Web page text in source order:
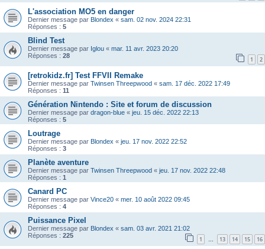
L'association MO5 en danger
Dernier message par Blondex « sam. 02 nov. 2024 22:31
Réponses : 5
Blind Test
Dernier message par Iglou « mar. 11 avr. 2023 20:20
Réponses : 28 1 2
[retrokidz.fr] Test FFVII Remake
Dernier message par Twinsen Threepwood « sam. 17 déc. 2022 17:49
Réponses : 11
Génération Nintendo : Site et forum de discussion
Dernier message par dragon-blue « jeu. 15 déc. 2022 22:13
Réponses : 5
Loutrage
Dernier message par Blondex « jeu. 17 nov. 2022 22:52
Réponses : 3
Planète aventure
Dernier message par Twinsen Threepwood « jeu. 17 nov. 2022 22:48
Réponses : 1
Canard PC
Dernier message par Vince20 « mer. 10 août 2022 09:45
Réponses : 4
Puissance Pixel
Dernier message par Blondex « sam. 03 avr. 2021 21:02
Réponses : 225 1 … 13 14 15 16